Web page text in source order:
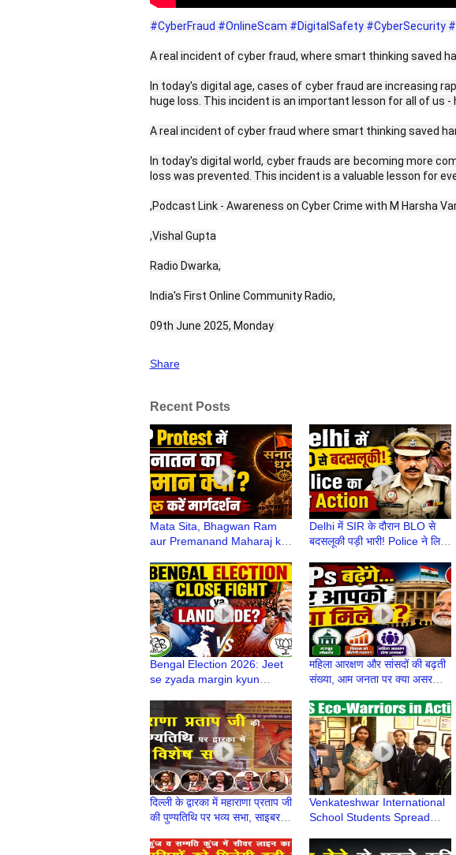
#CyberFraud #OnlineScam #DigitalSafety #CyberSecurity
A real incident of cyber fraud, where smart thinking saved
In today's digital age, cases of cyber fraud are increasing
huge loss. This incident is an important lesson for all of us
A real incident of cyber fraud where smart thinking saved
In today's digital world, cyber frauds are becoming more
loss was prevented. This incident is a valuable lesson for
,Podcast Link - Awareness on Cyber ​​Crime with M Harsha
,Vishal Gupta
Radio Dwarka,
India's First Online Community Radio,
09th June 2025, Monday
Share
Recent Posts
Mata Sita, Bhagwan Ram
aur Premanand Maharaj ka
था?
Delhi में SIR के दौरान BLO से
बदसलूकी पड़ी भारी! Police ने लिया
Bengal Election 2026: Jeet
se zyada margin kyun
Congress|Trending Today
महिला आरक्षण और सांसदों की बढ़ती
संख्या, आम जनता पर क्या असर
कमलजीत सहरावत
दिल्ली के द्वारका में महाराणा प्रताप जी
की पुण्यतिथि पर भव्य सभा, साइबर
Venkateshwar International
School Students Spread
Through Their Project